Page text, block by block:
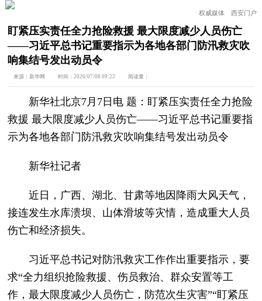
权威媒体 西安门户
盯紧压实责任全力抢险救援 最大限度减少人员伤亡
——习近平总书记重要指示为各地各部门防汛救灾吹
响集结号发出动员令
来源： 新华网 时间：2026/07/08 09:22 阅读量：
新华社北京7月7日电 题：盯紧压实责任全力抢险
救援 最大限度减少人员伤亡——习近平总书记重要指
示为各地各部门防汛救灾吹响集结号发出动员令
新华社记者
近日，广西、湖北、甘肃等地因降雨大风天气，
接连发生水库溃坝、山体滑坡等灾情，造成重大人员
伤亡和经济损失。
习近平总书记对防汛救灾工作作出重要指示，要
求“全力组织抢险救援、伤员救治、群众安置等工
作，最大限度减少人员伤亡，防范次生灾害”“盯紧压